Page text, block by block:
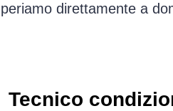
direttamente a
Tecnico